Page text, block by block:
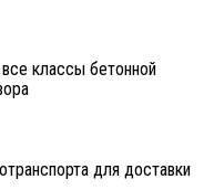
классы бетонной
для доставки